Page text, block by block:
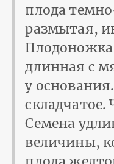
плода
размытая,
длинная с
у
Семена
величины,